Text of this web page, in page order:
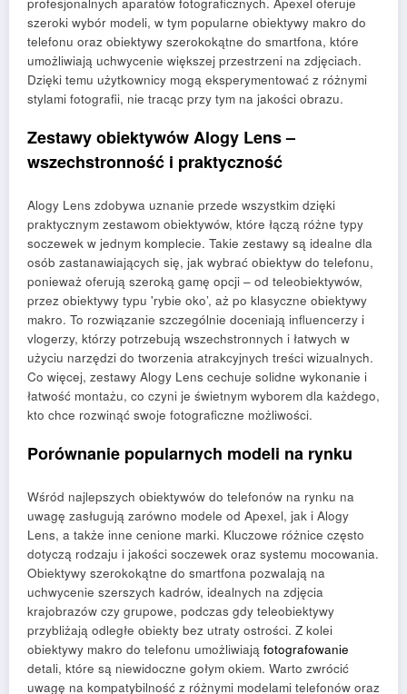
szeroki wybór modeli, w tym popularne obiektywy makro do
telefonu oraz obiektywy szerokokątne do smartfona, które
umożliwiają uchwycenie większej przestrzeni na zdjęciach.
Dzięki temu użytkownicy mogą eksperymentować z różnymi
stylami fotografii, nie tracąc przy tym na jakości obrazu.
Zestawy obiektywów Alogy Lens –
wszechstronność i praktyczność
Alogy Lens zdobywa uznanie przede wszystkim dzięki
praktycznym zestawom obiektywów, które łączą różne typy
soczewek w jednym komplecie. Takie zestawy są idealne dla
osób zastanawiających się, jak wybrać obiektyw do telefonu,
ponieważ oferują szeroką gamę opcji – od teleobiektywów,
przez obiektywy typu 'rybie oko’, aż po klasyczne obiektywy
makro. To rozwiązanie szczególnie doceniają influencerzy i
vlogerzy, którzy potrzebują wszechstronnych i łatwych w
użyciu narzędzi do tworzenia atrakcyjnych treści wizualnych.
Co więcej, zestawy Alogy Lens cechuje solidne wykonanie i
łatwość montażu, co czyni je świetnym wyborem dla każdego,
kto chce rozwinąć swoje fotograficzne możliwości.
Porównanie popularnych modeli na rynku
Wśród najlepszych obiektywów do telefonów na rynku na
uwagę zasługują zarówno modele od Apexel, jak i Alogy
Lens, a także inne cenione marki. Kluczowe różnice często
dotyczą rodzaju i jakości soczewek oraz systemu mocowania.
Obiektywy szerokokątne do smartfona pozwalają na
uchwycenie szerszych kadrów, idealnych na zdjęcia
krajobrazów czy grupowe, podczas gdy teleobiektywy
przybliżają odległe obiekty bez utraty ostrości. Z kolei
obiektywy makro do telefonu umożliwiają fotografowanie
detali, które są niewidoczne gołym okiem. Warto zwrócić
uwagę na kompatybilność z różnymi modelami telefonów oraz